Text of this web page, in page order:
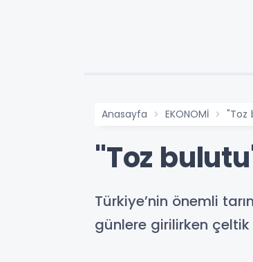
Anasayfa EKONOMİ "Toz
"Toz
Türkiye’nin önemli
günlere girilirken çeltik